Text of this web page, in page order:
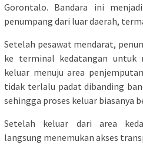
Gorontalo. Bandara ini
penumpang dari luar daerah,
Setelah pesawat mendarat,
ke terminal kedatangan untuk
keluar menuju area
tidak terlalu padat dibanding
sehingga proses keluar biasanya
Setelah keluar dari area
langsung menemukan akses